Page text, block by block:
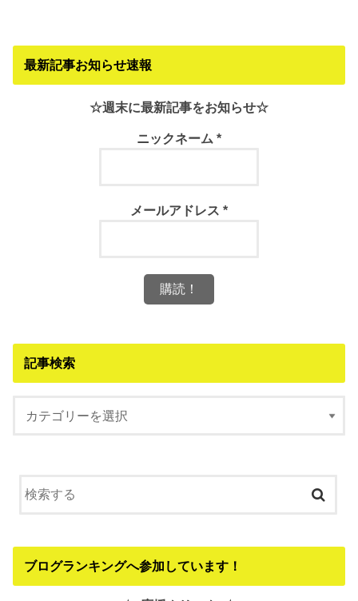
最新記事お知らせ速報
☆週末に最新記事をお知らせ☆
ニックネーム *
メールアドレス *
記事検索
ブログランキングへ参加しています！